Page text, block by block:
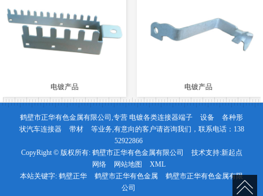
电镀产品 电镀产品
鹤壁市正华有色金属有限公司,专营 电镀各类连接器端子 设备
各种形
状汽车连接器
带材 等业务,有意向的客户请咨询我们，联系电话： 138
52922866
CopyRight © 版权所有: 鹤壁市正华有色金属有限公司 技术支持:新起点
网络
网站地图
XML
本站关键字: 鹤壁正华 鹤壁市正华有色金属
鹤壁市正华有色金属有限
公司